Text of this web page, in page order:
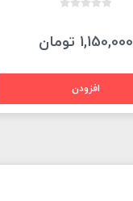
1,150,000 تومان